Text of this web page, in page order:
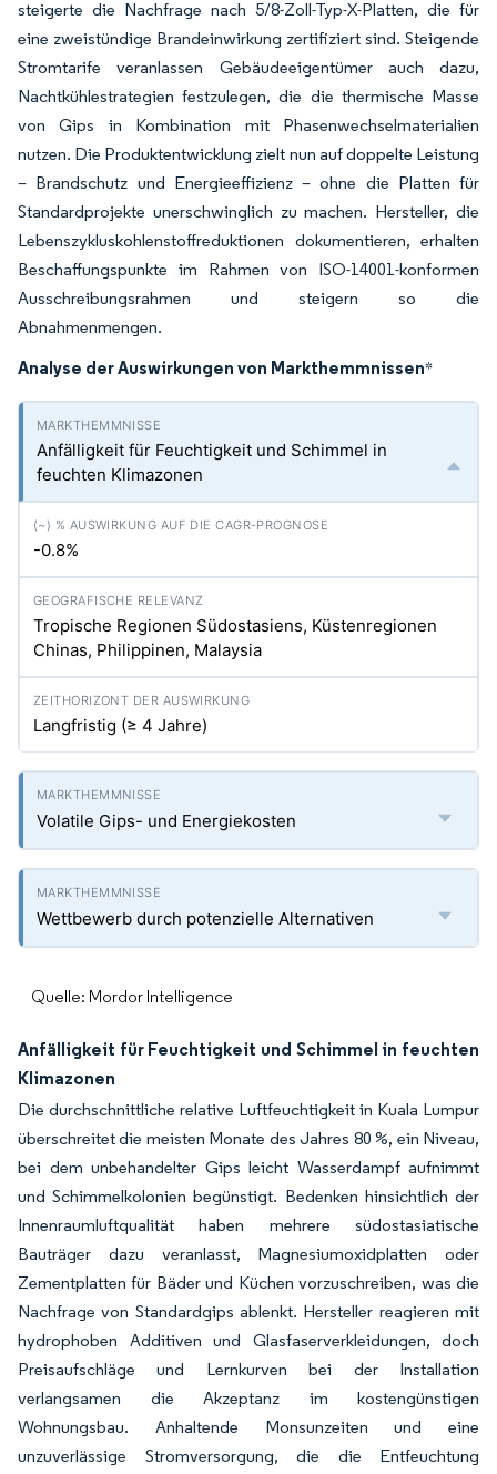
steigerte die Nachfrage nach 5/8-Zoll-Typ-X-Platten, die für
eine zweistündige Brandeinwirkung zertifiziert sind. Steigende
Stromtarife veranlassen Gebäudeeigentümer auch dazu,
Nachtkühlestrategien festzulegen, die die thermische Masse
von Gips in Kombination mit Phasenwechselmaterialien
nutzen. Die Produktentwicklung zielt nun auf doppelte Leistung
– Brandschutz und Energieeffizienz – ohne die Platten für
Standardprojekte unerschwinglich zu machen. Hersteller, die
Lebenszykluskohlenstoffreduktionen dokumentieren, erhalten
Beschaffungspunkte im Rahmen von ISO-14001-konformen
Ausschreibungsrahmen und steigern so die
Abnahmenmengen.
Analyse der Auswirkungen von Markthemmnissen*
Anfälligkeit für Feuchtigkeit und Schimmel in
feuchten Klimazonen
-0.8%
Tropische Regionen Südostasiens, Küstenregionen
Chinas, Philippinen, Malaysia
Langfristig (≥ 4 Jahre)
Volatile Gips- und Energiekosten
Wettbewerb durch potenzielle Alternativen
Quelle: Mordor Intelligence
Anfälligkeit für Feuchtigkeit und Schimmel in feuchten
Klimazonen
Die durchschnittliche relative Luftfeuchtigkeit in Kuala Lumpur
überschreitet die meisten Monate des Jahres 80 %, ein Niveau,
bei dem unbehandelter Gips leicht Wasserdampf aufnimmt
und Schimmelkolonien begünstigt. Bedenken hinsichtlich der
Innenraumluftqualität haben mehrere südostasiatische
Bauträger dazu veranlasst, Magnesiumoxidplatten oder
Zementplatten für Bäder und Küchen vorzuschreiben, was die
Nachfrage von Standardgips ablenkt. Hersteller reagieren mit
hydrophoben Additiven und Glasfaserverkleidungen, doch
Preisaufschläge und Lernkurven bei der Installation
verlangsamen die Akzeptanz im kostengünstigen
Wohnungsbau. Anhaltende Monsunzeiten und eine
unzuverlässige Stromversorgung, die die Entfeuchtung